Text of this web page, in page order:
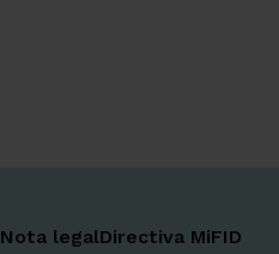
Nota legalDirectiva MiFID